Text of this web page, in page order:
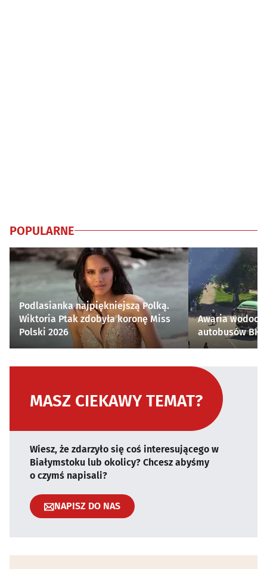
POPULARNE
Podlasianka najpiękniejszą Polką.
Wiktoria Ptak zdobyła koronę Miss
Polski 2026
Awaria
autobusów
MASZ CIEKAWY TEMAT?
Wiesz, że zdarzyło się coś interesującego w
Białymstoku lub okolicy? Chcesz abyśmy
o czymś napisali?
NAPISZ DO NAS